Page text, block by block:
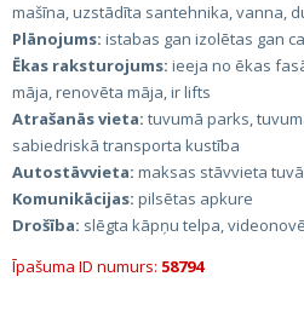
mašīna, uzstādīta santehnika, vanna,
Plānojums: istabas gan izolētas gan
Ēkas raksturojums: ieeja no ēkas
māja, renovēta māja, ir lifts
Atrašanās vieta: tuvumā parks,
sabiedriskā transporta kustība
Autostāvvieta: maksas stāvvieta
Komunikācijas: pilsētas apkure
Drošība: slēgta kāpņu telpa,
Īpašuma ID numurs: 58794